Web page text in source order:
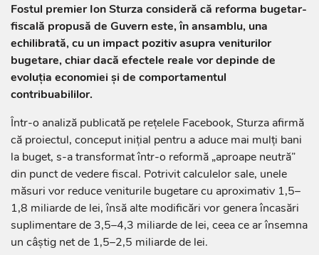
Fostul premier Ion Sturza consideră că reforma bugetar-
fiscală propusă de Guvern este, în ansamblu, una
echilibrată, cu un impact pozitiv asupra veniturilor
bugetare, chiar dacă efectele reale vor depinde de
evoluția economiei și de comportamentul
contribuabililor.
Într-o analiză publicată pe rețelele Facebook, Sturza afirmă
că proiectul, conceput inițial pentru a aduce mai mulți bani
la buget, s-a transformat într-o reformă „aproape neutră”
din punct de vedere fiscal. Potrivit calculelor sale, unele
măsuri vor reduce veniturile bugetare cu aproximativ 1,5–
1,8 miliarde de lei, însă alte modificări vor genera încasări
suplimentare de 3,5–4,3 miliarde de lei, ceea ce ar însemna
un câștig net de 1,5–2,5 miliarde de lei.